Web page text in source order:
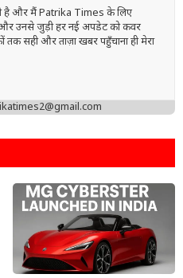
है और मैं Patrika Times के लिए
और उनसे जुड़ी हर नई अपडेट को कवर
तक सही और ताज़ा खबर पहुँचाना ही मेरा